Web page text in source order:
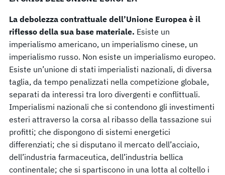
La debolezza contrattuale dell’Unione Europea è il
riflesso della sua base materiale. Esiste un
imperialismo americano, un imperialismo cinese, un
imperialismo russo. Non esiste un imperialismo europeo.
Esiste un’unione di stati imperialisti nazionali, di diversa
taglia, da tempo penalizzati nella competizione globale,
separati da interessi tra loro divergenti e conflittuali.
Imperialismi nazionali che si contendono gli investimenti
esteri attraverso la corsa al ribasso della tassazione sui
profitti; che dispongono di sistemi energetici
differenziati; che si disputano il mercato dell’acciaio,
dell’industria farmaceutica, dell’industria bellica
continentale; che si spartiscono in una lotta al coltello i